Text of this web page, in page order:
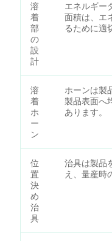
溶
着
部
の
設
計
エネルギー
面積は、エ
るために適
溶
着
ホ
ー
ン
ホーンは製
製品表面へ
あります。
位
置
決
め
治
具
治具は製品
え、量産時